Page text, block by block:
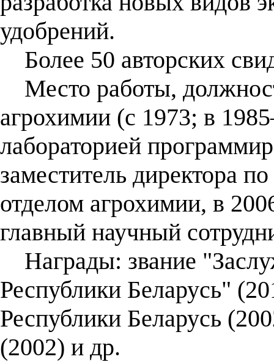
удобрений.
Более 50 авторских
Место работы,
агрохимии (с 1973; в
лабораторией
заместитель директора
отделом агрохимии, в
главный научный
Награды: звание
Республики Беларусь"
Республики Беларусь
(2002) и др.